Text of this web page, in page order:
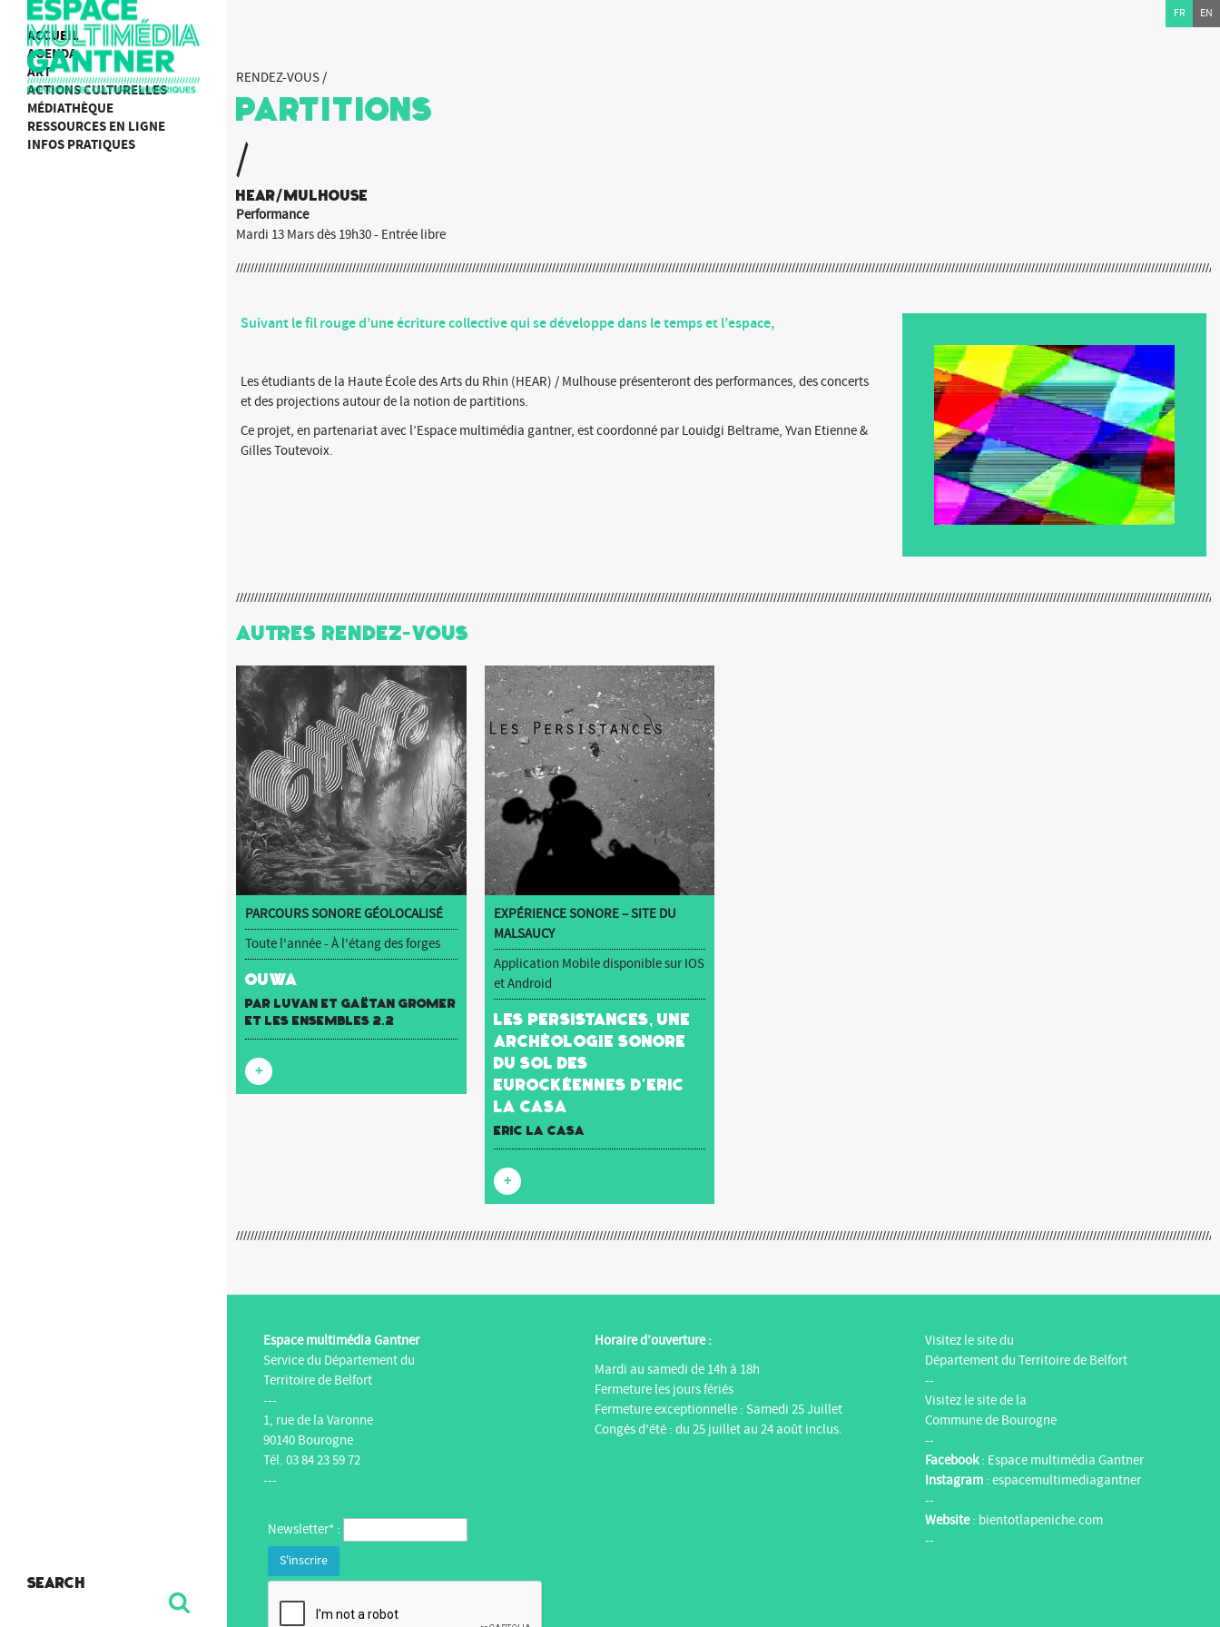
ACCUEIL
AGENDA
ART
ACTIONS CULTURELLES
MÉDIATHÈQUE
RESSOURCES EN LIGNE
INFOS PRATIQUES
Search
RENDEZ-VOUS /
Partitions
/
HEAR/MULHOUSE
Performance
Mardi 13 Mars dès 19h30 - Entrée libre
Suivant le fil rouge d’une écriture collective qui se développe dans le temps et l’espace,
Les étudiants de la Haute École des Arts du Rhin (HEAR) / Mulhouse présenteront des performances, des concerts
et des projections autour de la notion de partitions.
Ce projet, en partenariat avec l’Espace multimédia gantner, est coordonné par Louidgi Beltrame, Yvan Etienne &
Gilles Toutevoix.
Autres Rendez-Vous
PARCOURS SONORE GÉOLOCALISÉ
Toute l'année - À l'étang des forges
OUWA
par luvan et Gaëtan Gromer
et Les Ensembles 2.2
+
EXPÉRIENCE SONORE – SITE DU
MALSAUCY
Application Mobile disponible sur IOS
et Android
Les Persistances, une
archéologie sonore
du sol des
Eurockéennes d’Eric
La Casa
Eric La Casa
+
Espace multimédia Gantner
Service du Département du
Territoire de Belfort
---
1, rue de la Varonne
90140 Bourogne
Tél. 03 84 23 59 72
---
Newsletter* :
Horaire d’ouverture :
Mardi au samedi de 14h à 18h
Fermeture les jours fériés
Fermeture exceptionnelle : Samedi 25 Juillet
Congés d'été : du 25 juillet au 24 août inclus.
Visitez le site du
Département du Territoire de Belfort
--
Visitez le site de la
Commune de Bourogne
--
Facebook: Espace multimédia Gantner
Instagram :espacemultimediagantner
--
Website: bientotlapeniche.com
--
FR EN